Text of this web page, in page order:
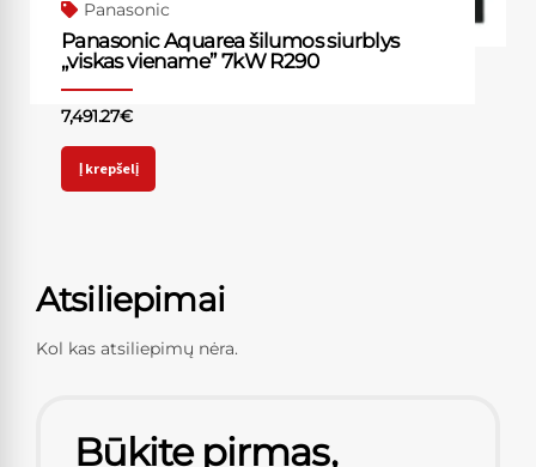
Panasonic
Panasonic Aquarea šilumos siurblys
„viskas viename” 7kW R290
7,491.27€
Į krepšelį
Atsiliepimai
Kol kas atsiliepimų nėra.
Būkite pirmas,